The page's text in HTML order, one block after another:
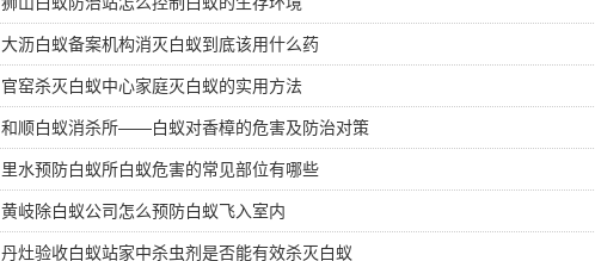
大沥白蚁备案机构消灭白蚁到底该用什么药
官窑杀灭白蚁中心家庭灭白蚁的实用方法
和顺白蚁消杀所——白蚁对香樟的危害及防治对策
里水预防白蚁所白蚁危害的常见部位有哪些
黄岐除白蚁公司怎么预防白蚁飞入室内
丹灶验收白蚁站家中杀虫剂是否能有效杀灭白蚁